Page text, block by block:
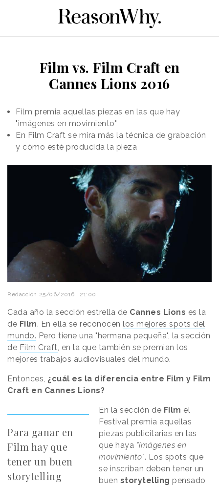
Film vs. Film Craft en
Cannes Lions 2016
Film premia aquellas piezas en las que hay
"imágenes en movimiento"
En Film Craft se mira más la técnica de grabación
y cómo esté producida la pieza
Redacción 25/06/2016 · 21:00
Cada año la sección estrella de Cannes Lions es la
de Film. En ella se reconocen los mejores spots del
mundo. Pero tiene una "hermana pequeña", la sección
de Film Craft, en la que también se premian los
mejores trabajos audiovisuales del mundo.
Entonces, ¿cuál es la diferencia entre Film y Film
Craft en Cannes Lions?
Para ganar en
Film hay que
tener un buen
storytelling
En la sección de Film el
Festival premia aquellas
piezas publicitarias en las
que haya "imágenes en
movimiento". Los spots que
se inscriban deben tener un
buen storytelling pensado